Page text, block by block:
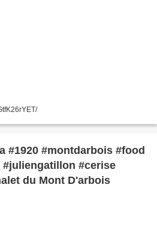
#montdarbois #food
#cerise
du Mont D'arbois